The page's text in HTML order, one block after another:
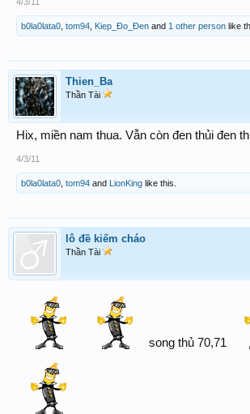
b0la0lata0 tom94 Kiep_Đo_Đen and 1 other person like
Thien_Ba
Thần Tài
Hix, miền nam thua. Vẫn còn đen thủi đen
4/3/11
b0la0lata0 tom94 and LionKing like this.
lô đề kiếm cháo
Thần Tài
song thủ 70,71